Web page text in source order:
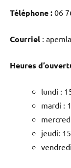
Téléphone : 06
Courriel :
Heures
lundi :
mardi :
jeudi: